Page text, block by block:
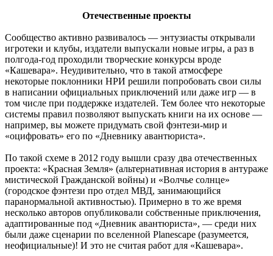
Отечественные проекты
Сообщество активно развивалось — энтузиасты открывали
игротеки и клубы, издатели выпускали новые игры, а раз в
полгода-год проходили творческие конкурсы вроде
«Кашевара». Неудивительно, что в такой атмосфере
некоторые поклонники НРИ решили попробовать свои силы
в написании официальных приключений или даже игр — в
том числе при поддержке издателей. Тем более что некоторые
системы правил позволяют выпускать книги на их основе —
например, вы можете придумать свой фэнтези-мир и
«оцифровать» его по «Дневнику авантюриста».
По такой схеме в 2012 году вышли сразу два отечественных
проекта: «Красная Земля» (альтернативная история в антураже
мистической Гражданской войны) и «Волчье солнце»
(городское фэнтези про отдел МВД, занимающийся
паранормальной активностью). Примерно в то же время
несколько авторов опубликовали собственные приключения,
адаптированные под «Дневник авантюриста», — среди них
были даже сценарии по вселенной Planescape (разумеется,
неофициальные)! И это не считая работ для «Кашевара».